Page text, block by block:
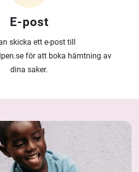
E-post
skicka ett e-post till
för att boka hämtning av
dina saker.